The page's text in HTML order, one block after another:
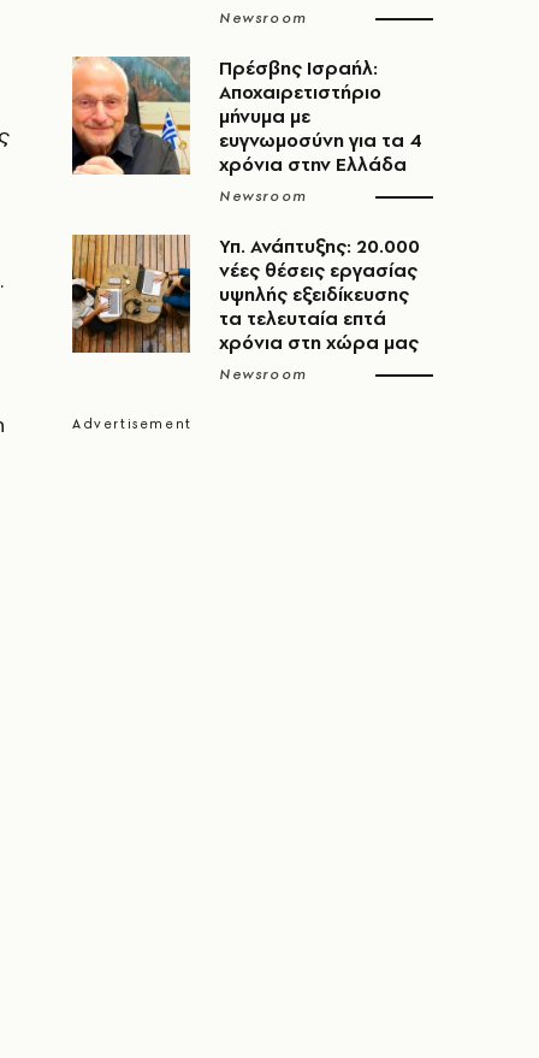
Newsroom
Πρέσβης Ισραήλ:
Αποχαιρετιστήριο
μήνυμα με
ευγνωμοσύνη για τα 4
χρόνια στην Ελλάδα
Newsroom
Υπ. Ανάπτυξης: 20.000
νέες θέσεις εργασίας
υψηλής εξειδίκευσης
τα τελευταία επτά
χρόνια στη χώρα μας
Newsroom